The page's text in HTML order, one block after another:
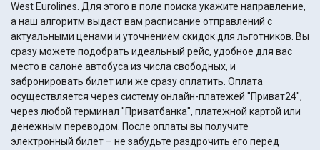
West Eurolines. Для этого в поле поиска укажите направление,
а наш алгоритм выдаст вам расписание отправлений с
актуальными ценами и уточнением скидок для льготников. Вы
сразу можете подобрать идеальный рейс, удобное для вас
место в салоне автобуса из числа свободных, и
забронировать билет или же сразу оплатить. Оплата
осуществляется через систему онлайн-платежей "Приват24",
через любой терминал "Приватбанка", платежной картой или
денежным переводом. После оплаты вы получите
электронный билет – не забудьте раздрочить его перед